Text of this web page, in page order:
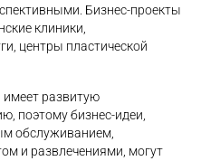
Бизнес-проекты
клиники,
центры пластической
имеет развитую
поэтому бизнес-идеи,
обслуживанием,
и развлечениями, могут